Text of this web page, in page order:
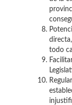
todo